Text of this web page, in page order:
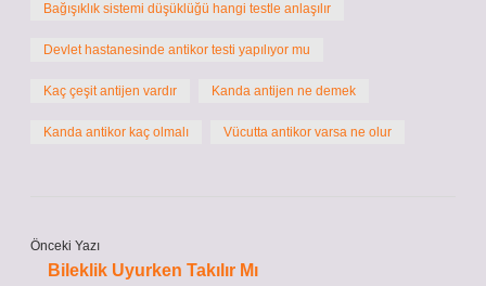
Bağışıklık sistemi düşüklüğü hangi testle anlaşılır
Devlet hastanesinde antikor testi yapılıyor mu
Kaç çeşit antijen vardır Kanda antijen ne demek
Kanda antikor kaç olmalı Vücutta antikor varsa ne olur
Önceki Yazı
Bileklik Uyurken Takılır Mı